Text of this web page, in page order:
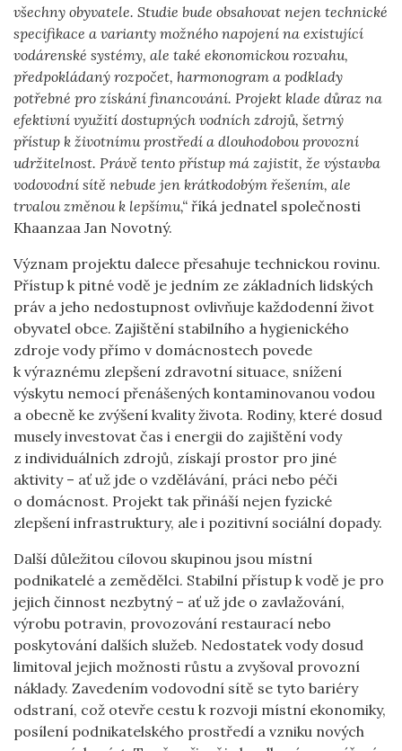
všechny obyvatele. Studie bude obsahovat nejen technické
specifikace a varianty možného napojení na existující
vodárenské systémy, ale také ekonomickou rozvahu,
předpokládaný rozpočet, harmonogram a podklady
potřebné pro získání financování. Projekt klade důraz na
efektivní využití dostupných vodních zdrojů, šetrný
přístup k životnímu prostředí a dlouhodobou provozní
udržitelnost. Právě tento přístup má zajistit, že výstavba
vodovodní sítě nebude jen krátkodobým řešením, ale
trvalou změnou k lepšímu,“ říká jednatel společnosti
Khaanzaa Jan Novotný.
Význam projektu dalece přesahuje technickou rovinu.
Přístup k pitné vodě je jedním ze základních lidských
práv a jeho nedostupnost ovlivňuje každodenní život
obyvatel obce. Zajištění stabilního a hygienického
zdroje vody přímo v domácnostech povede
k výraznému zlepšení zdravotní situace, snížení
výskytu nemocí přenášených kontaminovanou vodou
a obecně ke zvýšení kvality života. Rodiny, které dosud
musely investovat čas i energii do zajištění vody
z individuálních zdrojů, získají prostor pro jiné
aktivity – ať už jde o vzdělávání, práci nebo péči
o domácnost. Projekt tak přináší nejen fyzické
zlepšení infrastruktury, ale i pozitivní sociální dopady.
Další důležitou cílovou skupinou jsou místní
podnikatelé a zemědělci. Stabilní přístup k vodě je pro
jejich činnost nezbytný – ať už jde o zavlažování,
výrobu potravin, provozování restaurací nebo
poskytování dalších služeb. Nedostatek vody dosud
limitoval jejich možnosti růstu a zvyšoval provozní
náklady. Zavedením vodovodní sítě se tyto bariéry
odstraní, což otevře cestu k rozvoji místní ekonomiky,
posílení podnikatelského prostředí a vzniku nových